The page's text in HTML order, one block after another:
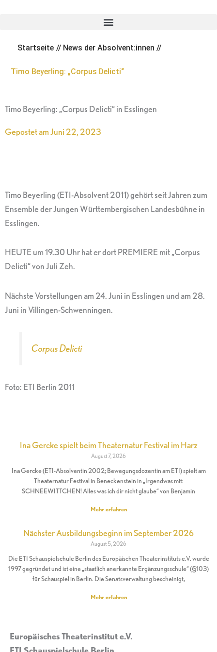
Startseite // News der Absolvent:innen //
Timo Beyerling: „Corpus Delicti“
Timo Beyerling: „Corpus Delicti“ in Esslingen
Gepostet amJuni 22, 2023
Timo Beyerling (ETI-Absolvent 2011) gehört seit Jahren zum
Ensemble der Jungen Württembergischen Landesbühne in
Esslingen.
HEUTE um 19.30 Uhr hat er dort PREMIERE mit „Corpus
Delicti“ von Juli Zeh.
Nächste Vorstellungen am 24. Juni in Esslingen und am 28.
Juni in Villingen-Schwenningen.
Corpus Delicti
Foto: ETI Berlin 2011
Ina Gercke spielt beim Theaternatur Festival im Harz
August 7, 2026
Ina Gercke (ETI-Absolventin 2002; Bewegungsdozentin am ETI) spielt am
Theaternatur Festival in Beneckenstein in „Irgendwas mit:
SCHNEEWITTCHEN! Alles was ich dir nicht glaube“ von Benjamin
Mehr erfahren
Nächster Ausbildungsbeginn im September 2026
August 5, 2026
Die ETI Schauspielschule Berlin des Europäischen Theaterinstituts e.V. wurde
1997 gegründet und ist eine „staatlich anerkannte Ergänzungsschule“ (§103)
für Schauspiel in Berlin. Die Senatsverwaltung bescheinigt,
Mehr erfahren
Europäisches Theaterinstitut e.V.